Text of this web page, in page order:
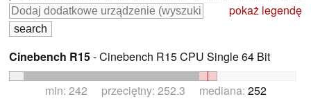
pokaż legendę
Cinebench R15- Cinebench R15 CPU Single 64 Bit
min: 242 przeciętny: 252.3 mediana: 252